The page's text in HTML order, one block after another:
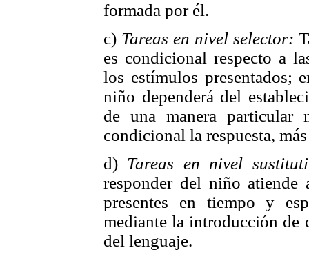
formada por él.
c) Tareas en nivel selector:
es condicional respecto a
los estímulos presentados;
niño dependerá del
de una manera particular
condicional la respuesta,
d) Tareas en nivel
responder del niño atiende
presentes en tiempo y
mediante la introducción de
del lenguaje.